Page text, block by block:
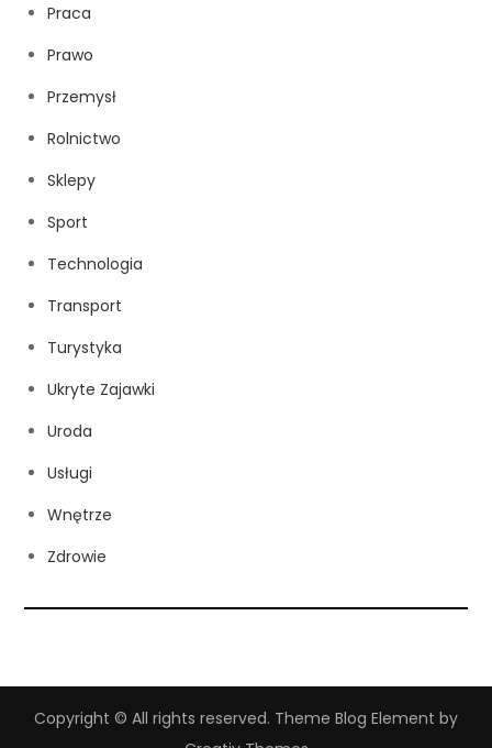
Praca
Prawo
Przemysł
Rolnictwo
Sklepy
Sport
Technologia
Transport
Turystyka
Ukryte Zajawki
Uroda
Usługi
Wnętrze
Zdrowie
Copyright © All rights reserved. Theme Blog Element by